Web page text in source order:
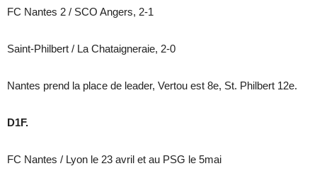
FC Nantes 2 / SCO Angers, 2-1
Saint-Philbert / La Chataigneraie, 2-0
Nantes prend la place de leader, Vertou est 8e, St. Philbert 12e.
D1F.
FC Nantes / Lyon le 23 avril et au PSG le 5mai